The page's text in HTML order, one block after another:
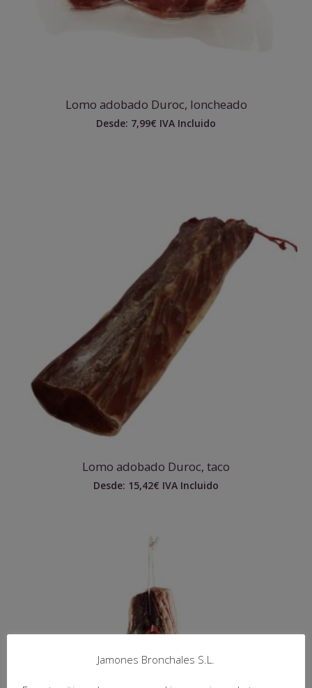
Lomo adobado Duroc, loncheado
Desde: 7,99€ IVA Incluido
Lomo adobado Duroc, taco
Desde: 15,42€ IVA Incluido
Jamones Bronchales S.L.